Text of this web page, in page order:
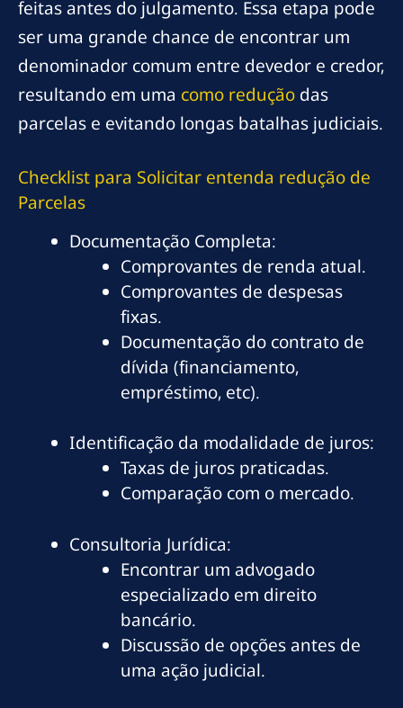
feitas antes do julgamento. Essa etapa pode
ser uma grande chance de encontrar um
denominador comum entre devedor e credor,
resultando em uma como redução das
parcelas e evitando longas batalhas judiciais.
Checklist para Solicitar entenda redução de
Parcelas
Documentação Completa:
Comprovantes de renda atual.
Comprovantes de despesas
fixas.
Documentação do contrato de
dívida (financiamento,
empréstimo, etc).
Identificação da modalidade de juros:
Taxas de juros praticadas.
Comparação com o mercado.
Consultoria Jurídica:
Encontrar um advogado
especializado em direito
bancário.
Discussão de opções antes de
uma ação judicial.